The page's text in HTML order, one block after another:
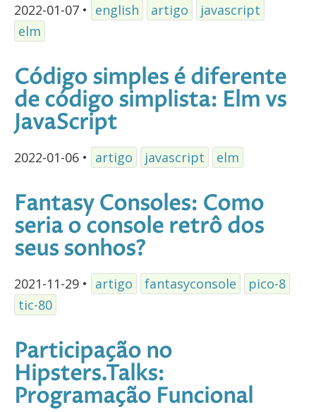
2022-01-07 • english artigo
javascript
elm
Código simples é diferente
de código simplista: Elm vs
JavaScript
2022-01-06 • artigo javascript elm
Fantasy Consoles: Como
seria o console retrô dos
seus sonhos?
2021-11-29 • artigo fantasyconsole
pico-8
tic-80
Participação no
Hipsters.Talks:
Programação Funcional